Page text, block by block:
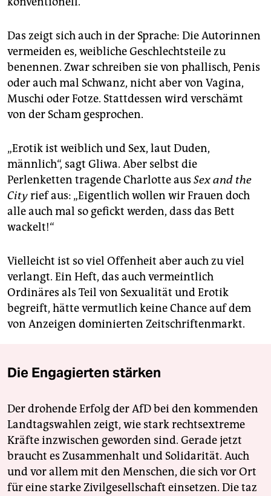
Das zeigt sich auch in der Sprache: Die Autorinnen
vermeiden es, weibliche Geschlechtsteile zu
benennen. Zwar schreiben sie von phallisch, Penis
oder auch mal Schwanz, nicht aber von Vagina,
Muschi oder Fotze. Stattdessen wird verschämt
von der Scham gesprochen.
„Erotik ist weiblich und Sex, laut Duden,
männlich“, sagt Gliwa. Aber selbst die
Perlenketten tragende Charlotte aus Sex and the
Cityrief aus: „Eigentlich wollen wir Frauen doch
alle auch mal so gefickt werden, dass das Bett
wackelt!“
Vielleicht ist so viel Offenheit aber auch zu viel
verlangt. Ein Heft, das auch vermeintlich
Ordinäres als Teil von Sexualität und Erotik
begreift, hätte vermutlich keine Chance auf dem
von Anzeigen dominierten Zeitschriftenmarkt.
Die Engagierten stärken
Der drohende Erfolg der AfD bei den kommenden
Landtagswahlen zeigt, wie stark rechtsextreme
Kräfte inzwischen geworden sind. Gerade jetzt
braucht es Zusammenhalt und Solidarität. Auch
und vor allem mit den Menschen, die sich vor Ort
für eine starke Zivilgesellschaft einsetzen. Die taz